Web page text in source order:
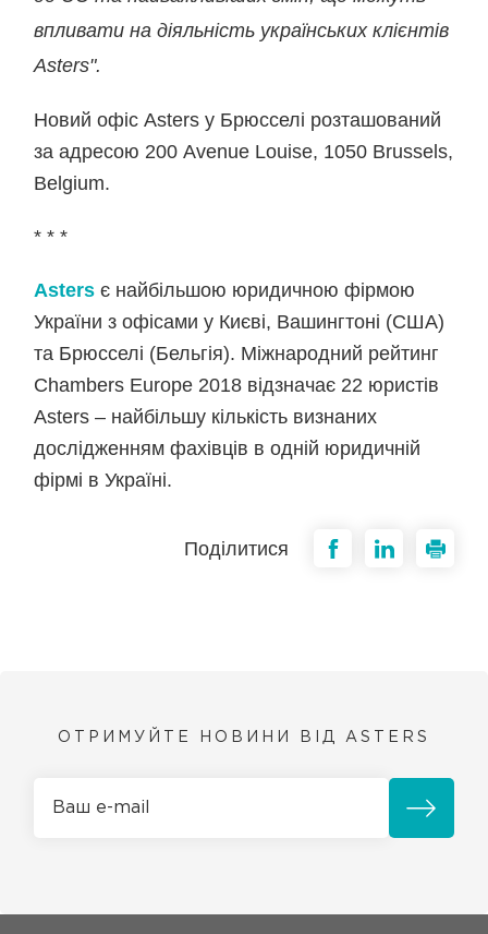
впливати на діяльність українських клієнтів
Asters".
Новий офіс Asters у Брюсселі розташований
за адресою 200 Avenue Louise, 1050 Brussels,
Belgium.
* * *
Asters є найбільшою юридичною фірмою
України з офісами у Києві, Вашингтоні (США)
та Брюсселі (Бельгія). Міжнародний рейтинг
Chambers Europe 2018 відзначає 22 юристів
Asters – найбільшу кількість визнаних
дослідженням фахівців в одній юридичній
фірмі в Україні.
Поділитися
ОТРИМУЙТЕ НОВИНИ ВІД ASTERS